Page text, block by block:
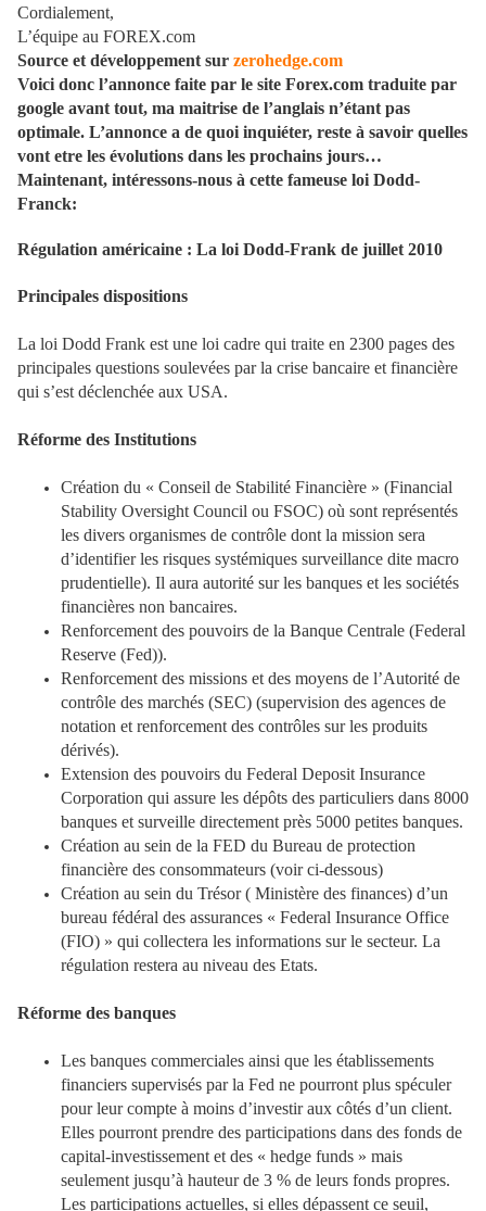
Cordialement,
L’équipe au FOREX.com
Source et développement sur zerohedge.com
Voici donc l’annonce faite par le site Forex.com traduite par
google avant tout, ma maitrise de l’anglais n’étant pas
optimale. L’annonce a de quoi inquiéter, reste à savoir quelles
vont etre les évolutions dans les prochains jours…
Maintenant, intéressons-nous à cette fameuse loi Dodd-
Franck:
Régulation américaine : La loi Dodd-Frank de juillet 2010
Principales dispositions
La loi Dodd Frank est une loi cadre qui traite en 2300 pages des
principales questions soulevées par la crise bancaire et financière
qui s’est déclenchée aux USA.
Réforme des Institutions
Création du « Conseil de Stabilité Financière » (Financial
Stability Oversight Council ou FSOC) où sont représentés
les divers organismes de contrôle dont la mission sera
d’identifier les risques systémiques surveillance dite macro
prudentielle). Il aura autorité sur les banques et les sociétés
financières non bancaires.
Renforcement des pouvoirs de la Banque Centrale (Federal
Reserve (Fed)).
Renforcement des missions et des moyens de l’Autorité de
contrôle des marchés (SEC) (supervision des agences de
notation et renforcement des contrôles sur les produits
dérivés).
Extension des pouvoirs du Federal Deposit Insurance
Corporation qui assure les dépôts des particuliers dans 8000
banques et surveille directement près 5000 petites banques.
Création au sein de la FED du Bureau de protection
financière des consommateurs (voir ci-dessous)
Création au sein du Trésor ( Ministère des finances) d’un
bureau fédéral des assurances « Federal Insurance Office
(FIO) » qui collectera les informations sur le secteur. La
régulation restera au niveau des Etats.
Réforme des banques
Les banques commerciales ainsi que les établissements
financiers supervisés par la Fed ne pourront plus spéculer
pour leur compte à moins d’investir aux côtés d’un client.
Elles pourront prendre des participations dans des fonds de
capital-investissement et des « hedge funds » mais
seulement jusqu’à hauteur de 3 % de leurs fonds propres.
Les participations actuelles, si elles dépassent ce seuil,